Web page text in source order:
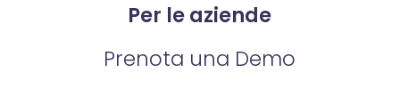
Per le aziende
Prenota una Demo